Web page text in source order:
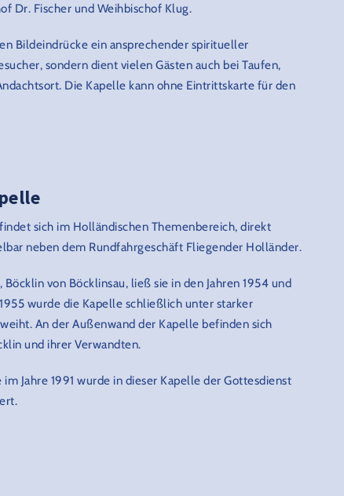
Dr. Fischer und Weihbischof Klug.
Bildeindrücke ein ansprechender spiritueller
sondern dient vielen Gästen auch bei Taufen,
Die Kapelle kann ohne Eintrittskarte für den
sich im Holländischen Themenbereich, direkt
neben dem Rundfahrgeschäft Fliegender Holländer.
von Böcklinsau, ließ sie in den Jahren 1954 und
wurde die Kapelle schließlich unter starker
An der Außenwand der Kapelle befinden sich
und ihrer Verwandten.
Jahre 1991 wurde in dieser Kapelle der Gottesdienst